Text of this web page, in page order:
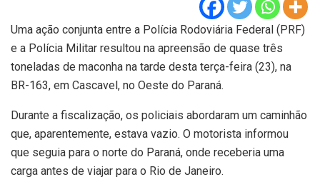
Uma ação conjunta entre a Polícia Rodoviária Federal (PRF)
e a Polícia Militar resultou na apreensão de quase três
toneladas de maconha na tarde desta terça-feira (23), na
BR-163, em Cascavel, no Oeste do Paraná.
Durante a fiscalização, os policiais abordaram um caminhão
que, aparentemente, estava vazio. O motorista informou
que seguia para o norte do Paraná, onde receberia uma
carga antes de viajar para o Rio de Janeiro.